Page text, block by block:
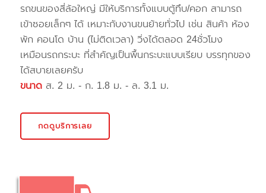
รถขนของสี่ล้อใหญ่ มีให้บริการทั้งแบบตู้ทึบ/คอก สามารถ
เข้าซอยเล็กๆ ได้ เหมาะกับงานขนย้ายทั่วไป เช่น สินค้า ห้อง
พัก คอนโด บ้าน (ไม่ติดเวลา) วิ่งได้ตลอด 24ชั่วโมง
เหมือนรถกระบะ ที่สำคัญเป็นพื้นกระบะแบบเรียบ บรรทุกของ
ได้สบายเลยครับ
ขนาด ส. 2 ม. - ก. 1.8 ม. - ล. 3.1 ม.
กดดูบริการเลย